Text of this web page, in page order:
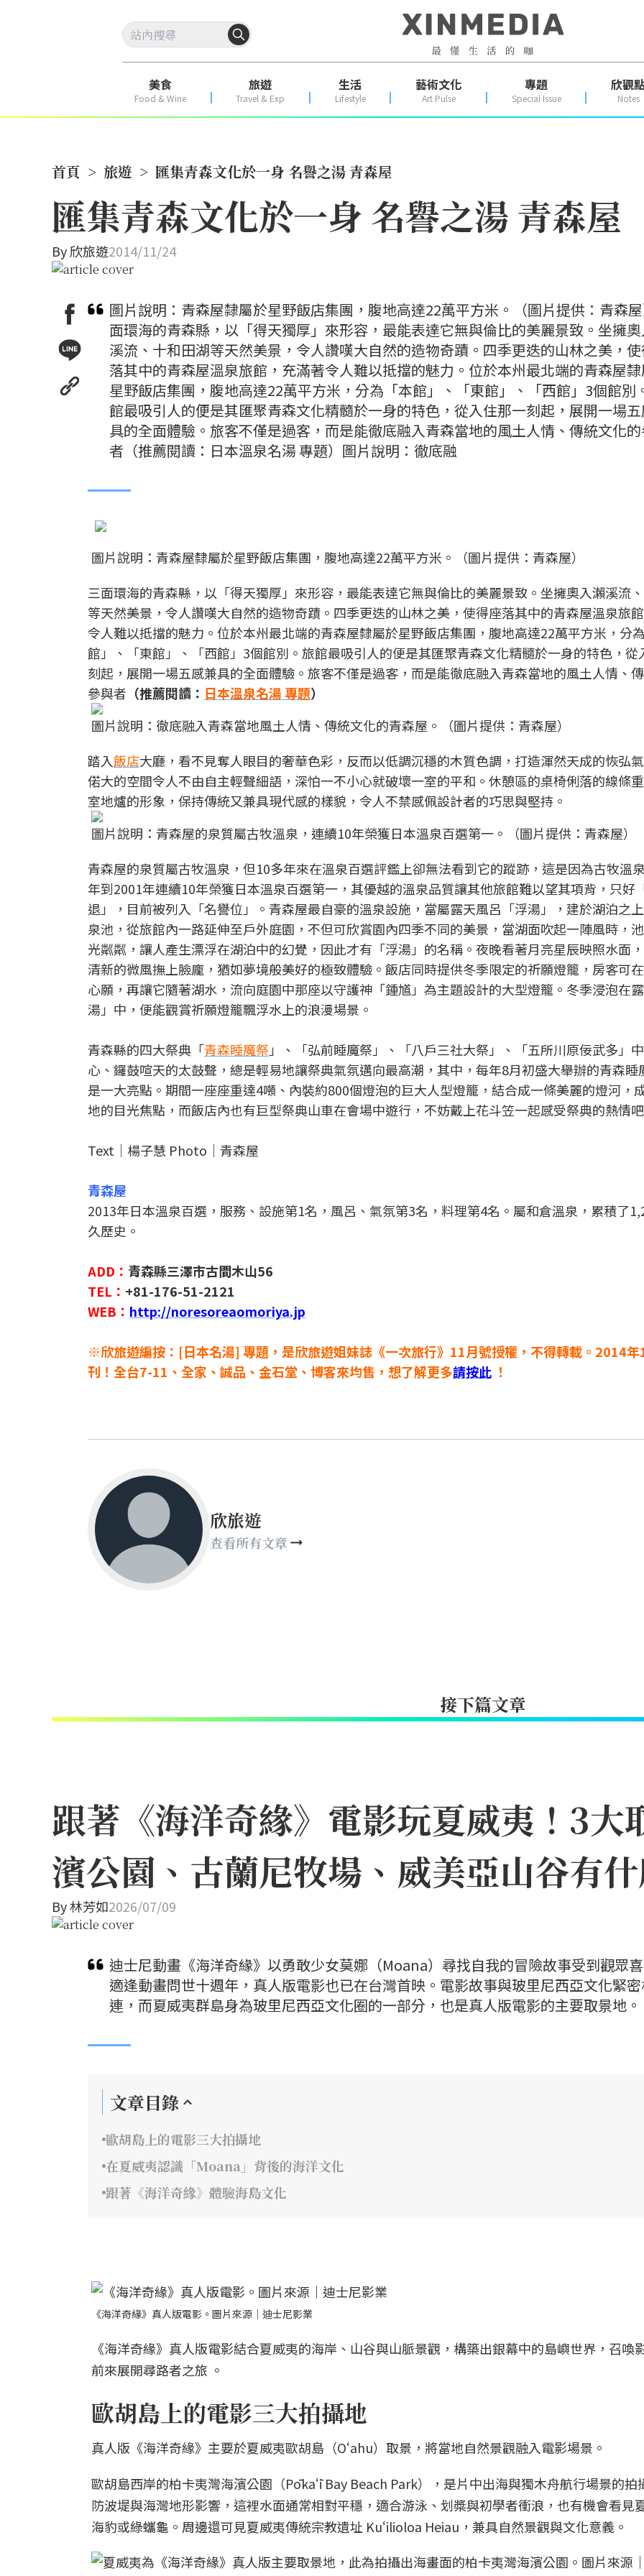
美食
Food & Wine
旅遊
Travel & Exp
生活
Lifestyle
藝術文化
Art Pulse
專題
Special Issue
欣觀
Notes
首頁 > 旅遊 > 匯集青森文化於一身 名譽之湯 青森屋
匯集青森文化於一身 名譽之湯 青森屋
By欣旅遊2014/11/24
圖片說明：青森屋隸屬於星野飯店集團，腹地高達22萬平方米。（圖片提供：青森
面環海的青森縣，以「得天獨厚」來形容，最能表達它無與倫比的美麗景致。坐擁
溪流、十和田湖等天然美景，令人讚嘆大自然的造物奇蹟。四季更迭的山林之美，
落其中的青森屋溫泉旅館，充滿著令人難以抵擋的魅力。位於本州最北端的青森屋
星野飯店集團，腹地高達22萬平方米，分為「本館」、「東館」、「西館」3個館別
館最吸引人的便是其匯聚青森文化精髓於一身的特色，從入住那一刻起，展開一場
具的全面體驗。旅客不僅是過客，而是能徹底融入青森當地的風土人情、傳統文化
者（推薦閱讀：日本溫泉名湯 專題）圖片說明：徹底融
圖片說明：青森屋隸屬於星野飯店集團，腹地高達22萬平方米。（圖片提供：青森屋）
三面環海的青森縣，以「得天獨厚」來形容，最能表達它無與倫比的美麗景致。坐擁奧入瀨溪流
等天然美景，令人讚嘆大自然的造物奇蹟。四季更迭的山林之美，使得座落其中的青森屋溫泉旅
令人難以抵擋的魅力。位於本州最北端的青森屋隸屬於星野飯店集團，腹地高達22萬平方米，分
館」、「東館」、「西館」3個館別。旅館最吸引人的便是其匯聚青森文化精髓於一身的特色，從
刻起，展開一場五感兼具的全面體驗。旅客不僅是過客，而是能徹底融入青森當地的風土人情、
參與者 （推薦閱讀： 日本溫泉名湯 專題）
圖片說明：徹底融入青森當地風土人情、傳統文化的青森屋。（圖片提供：青森屋）
踏入飯店大廳，看不見奪人眼目的奢華色彩，反而以低調沉穩的木質色調，打造渾然天成的恢弘
偌大的空間令人不由自主輕聲細語，深怕一不小心就破壞一室的平和。休憩區的桌椅俐落的線條
室地爐的形象，保持傳統又兼具現代感的樣貌，令人不禁感佩設計者的巧思與堅持。
圖片說明：青森屋的泉質屬古牧溫泉，連續10年榮獲日本溫泉百選第一。（圖片提供：青森屋）
青森屋的泉質屬古牧溫泉，但10多年來在溫泉百選評鑑上卻無法看到它的蹤跡，這是因為古牧溫
年到2001年連續10年榮獲日本溫泉百選第一，其優越的溫泉品質讓其他旅館難以望其項背，只好
退」，目前被列入「名譽位」。青森屋最自豪的溫泉設施，當屬露天風呂「浮湯」，建於湖泊之
泉池，從旅館內一路延伸至戶外庭園，不但可欣賞園內四季不同的美景，當湖面吹起一陣風時，
光粼粼，讓人產生漂浮在湖泊中的幻覺，因此才有「浮湯」的名稱。夜晚看著月亮星辰映照水面
清新的微風撫上臉龐，猶如夢境般美好的極致體驗。飯店同時提供冬季限定的祈願燈籠，房客可
心願，再讓它隨著湖水，流向庭園中那座以守護神「鍾馗」為主題設計的大型燈籠。冬季浸泡在
湯」中，便能觀賞祈願燈籠飄浮水上的浪漫場景。
青森縣的四大祭典「青森睡魔祭」、「弘前睡魔祭」、「八戶三社大祭」、「五所川原佞武多」
心、鑼鼓喧天的太鼓聲，總是輕易地讓祭典氣氛邁向最高潮，其中，每年8月初盛大舉辦的青森睡
是一大亮點。期間一座座重達4噸、內裝約800個燈泡的巨大人型燈籠，結合成一條美麗的燈河，
地的目光焦點，而飯店內也有巨型祭典山車在會場中遊行，不妨戴上花斗笠一起感受祭典的熱情
Text│楊子慧 Photo│青森屋
青森屋
2013年日本溫泉百選，服務、設施第1名，風呂、氣氛第3名，料理第4名。屬和倉溫泉，累積了
久歷史。
ADD： 青森縣三澤市古間木山56
TEL： +81-176-51-2121
WEB： http://noresoreaomoriya.jp
※欣旅遊編按：[日本名湯] 專題，是欣旅遊姐妹誌《一次旅行》11月號授權，不得轉載。2014
刊！全台7-11、全家、誠品、金石堂、博客來均售，想了解更多請按此 ！
欣旅遊
查看所有文章
接下篇文章
跟著《海洋奇緣》電影玩夏威夷！3大
濱公園、古蘭尼牧場、威美亞山谷有
By林芳如2026/07/09
迪士尼動畫《海洋奇緣》以勇敢少女莫娜（Moana）尋找自我的冒險故事受到觀眾
適逢動畫問世十週年，真人版電影也已在台灣首映。電影故事與玻里尼西亞文化緊
連，而夏威夷群島身為玻里尼西亞文化圈的一部分，也是真人版電影的主要取景地。
文章目錄
歐胡島上的電影三大拍攝地
在夏威夷認識「Moana」背後的海洋文化
跟著《海洋奇緣》體驗海島文化
《海洋奇緣》真人版電影。圖片來源｜迪士尼影業
《海洋奇緣》真人版電影結合夏威夷的海岸、山谷與山脈景觀，構築出銀幕中的島嶼世界，召喚
前來展開尋路者之旅 。
歐胡島上的電影三大拍攝地
真人版《海洋奇緣》主要於夏威夷歐胡島（Oʻahu）取景，將當地自然景觀融入電影場景。
歐胡島西岸的柏卡夷灣海濱公園（Pōkaʻī Bay Beach Park），是片中出海與獨木舟航行場景的拍
防波堤與海灣地形影響，這裡水面通常相對平穩，適合游泳、划槳與初學者衝浪，也有機會看見
海豹或綠蠵龜。周邊還可見夏威夷傳統宗教遺址 Kuʻilioloa Heiau，兼具自然景觀與文化意義。